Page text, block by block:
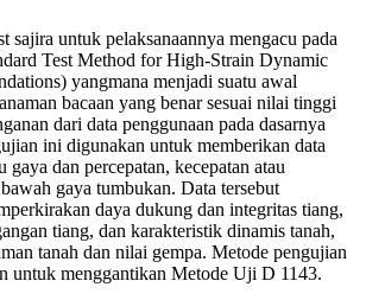
sajira untuk pelaksanaannya mengacu pada
Test Method for High-Strain Dynamic
yangmana menjadi suatu awal
bacaan yang benar sesuai nilai tinggi
dari data penggunaan pada dasarnya
ini digunakan untuk memberikan data
gaya dan percepatan, kecepatan atau
gaya tumbukan. Data tersebut
daya dukung dan integritas tiang,
tiang, dan karakteristik dinamis tanah,
tanah dan nilai gempa. Metode pengujian
untuk menggantikan Metode Uji D 1143.